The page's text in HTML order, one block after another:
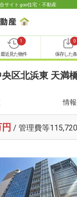
サイト goo住宅・不動産
1
最近見た物件
0
保存した
区北浜東 天満
情
/ 管理費等